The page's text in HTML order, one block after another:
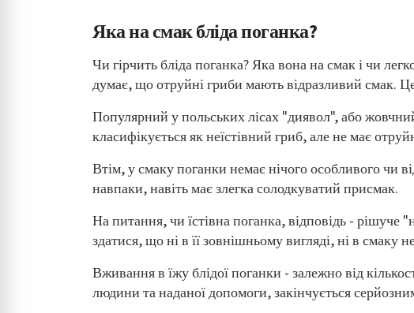
Яка на смак бліда поганка?
Чи гірчить бліда поганка? Яка вона на смак і чи
думає, що отруйні гриби мають відразливий смак.
Популярний у польських лісах "диявол", або
класифікується як неїстівний гриб, але не має
Втім, у смаку поганки немає нічого особливого чи
навпаки, навіть має злегка солодкуватий присмак.
На питання, чи їстівна поганка, відповідь -
здатися, що ні в її зовнішньому вигляді, ні в смаку
Вживання в їжу блідої поганки - залежно від
людини та наданої допомоги, закінчується